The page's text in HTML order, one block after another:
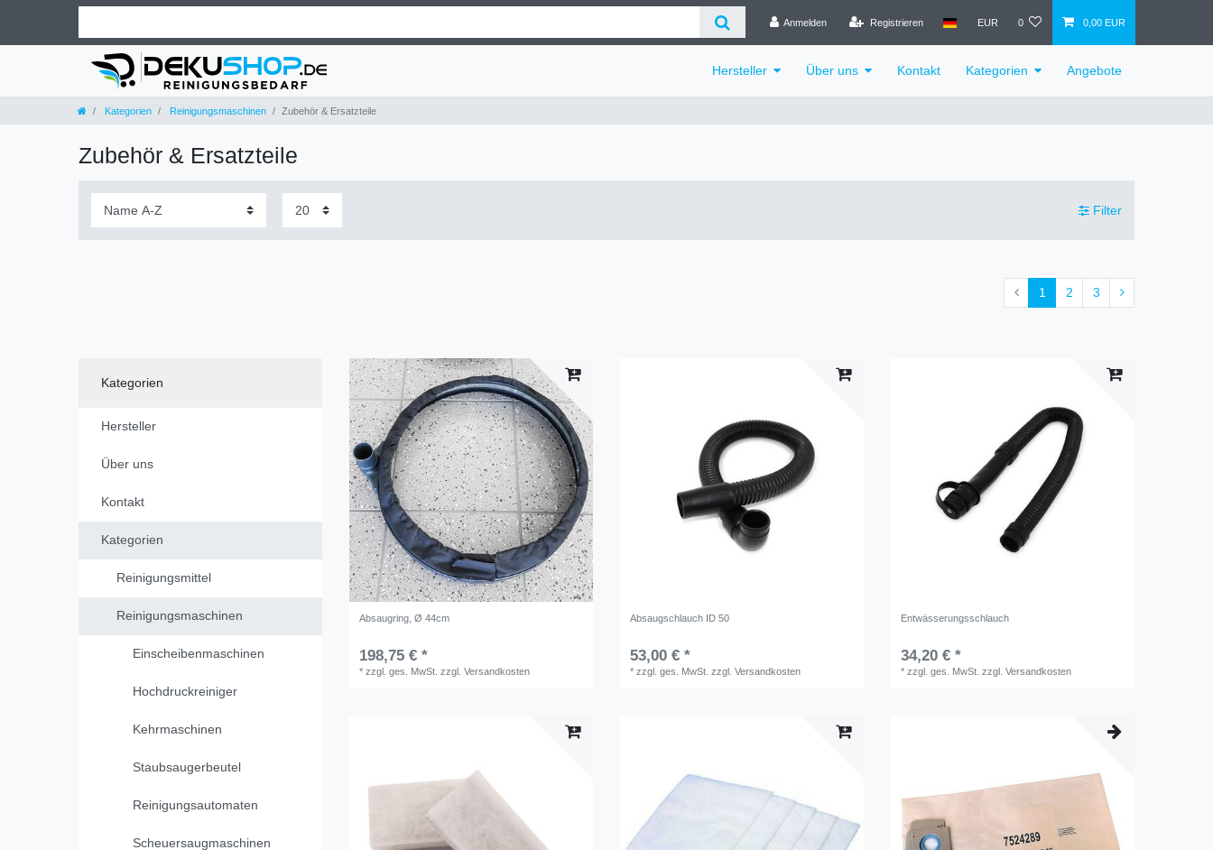
Anmelden Registrieren EUR 0 0,00 EUR
Hersteller Über uns Kontakt Kategorien Angebote
Kategorien Reinigungsmaschinen Zubehör & Ersatzteile
Zubehör & Ersatzteile
Filter
1 2 3
Kategorien
Hersteller
Über uns
Kontakt
Kategorien
Reinigungsmittel
Reinigungsmaschinen
Einscheibenmaschinen
Hochdruckreiniger
Kehrmaschinen
Staubsaugerbeutel
Reinigungsautomaten
Scheuersaugmaschinen
Absaugring, Ø 44cm
198,75 € *
*zzgl. ges. MwSt. zzgl.Versandkosten
Absaugschlauch ID 50
53,00 € *
*zzgl. ges. MwSt. zzgl.Versandkosten
Entwässerungsschlauch
34,20 € *
*zzgl. ges. MwSt. zzgl.Versandkosten